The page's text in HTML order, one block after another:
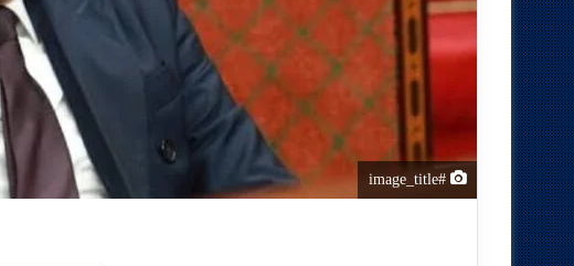
#image_title